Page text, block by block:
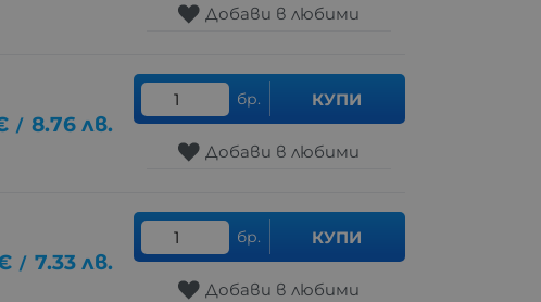
Добави в любими
/ 8.76 лв.
бр. КУПИ
Добави в любими
/ 7.33 лв.
бр. КУПИ
Добави в любими